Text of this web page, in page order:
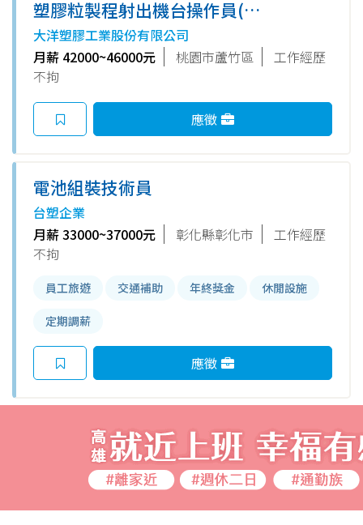
塑膠粒製程射出機台操作員(做5
休2)[3班制])(需輪班、備宿舍/
供三餐)-(桃園廠)
大洋塑膠工業股份有限公司
月薪 42000~46000元
桃園市蘆竹區
工作經歷
不拘
應徵
電池組裝技術員
台塑企業
月薪 33000~37000元
彰化縣彰化市
工作經歷
不拘
員工旅遊 交通補助 年終獎金 休閒設施
定期調薪
應徵